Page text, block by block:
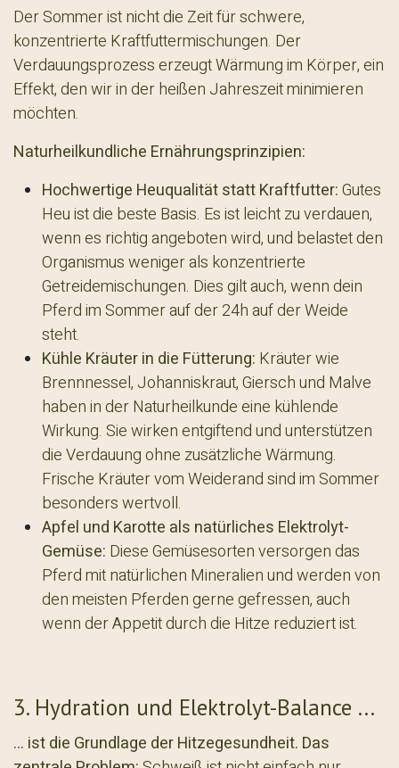
Der Sommer ist nicht die Zeit für schwere,
konzentrierte Kraftfuttermischungen. Der
Verdauungsprozess erzeugt Wärmung im Körper, ein
Effekt, den wir in der heißen Jahreszeit minimieren
möchten.
Naturheilkundliche Ernährungsprinzipien:
Hochwertige Heuqualität statt Kraftfutter:Gutes
Heu ist die beste Basis. Es ist leicht zu verdauen,
wenn es richtig angeboten wird, und belastet den
Organismus weniger als konzentrierte
Getreidemischungen. Dies gilt auch, wenn dein
Pferd im Sommer auf der 24h auf der Weide
steht.
Kühle Kräuter in die Fütterung: Kräuter wie
Brennnessel, Johanniskraut, Giersch und Malve
haben in der Naturheilkunde eine kühlende
Wirkung. Sie wirken entgiftend und unterstützen
die Verdauung ohne zusätzliche Wärmung.
Frische Kräuter vom Weiderand sind im Sommer
besonders wertvoll.
Apfel und Karotte als natürliches Elektrolyt-
Gemüse: Diese Gemüsesorten versorgen das
Pferd mit natürlichen Mineralien und werden von
den meisten Pferden gerne gefressen, auch
wenn der Appetit durch die Hitze reduziert ist.
3. Hydration und Elektrolyt-Balance ...
... ist die Grundlage der Hitzegesundheit. Das